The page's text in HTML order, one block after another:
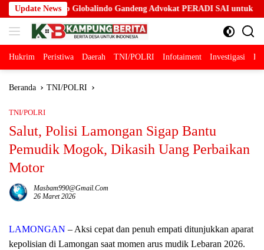
Langsung
ke
konten
Update News
Gandeng Advokat PERADI SAI untuk Biro Surabaya
Hukrim Peristiwa Daerah TNI/POLRI Infotaiment Investigasi
Beranda TNI/POLRI
TNI/POLRI
Salut, Polisi Lamongan Sigap Bantu
Pemudik Mogok, Dikasih Uang Perbaikan
Motor
Masbam990@gmail.com
26 Maret 2026
LAMONGAN – Aksi cepat dan penuh empati ditunjukkan aparat
kepolisian di Lamongan saat momen arus mudik Lebaran 2026.